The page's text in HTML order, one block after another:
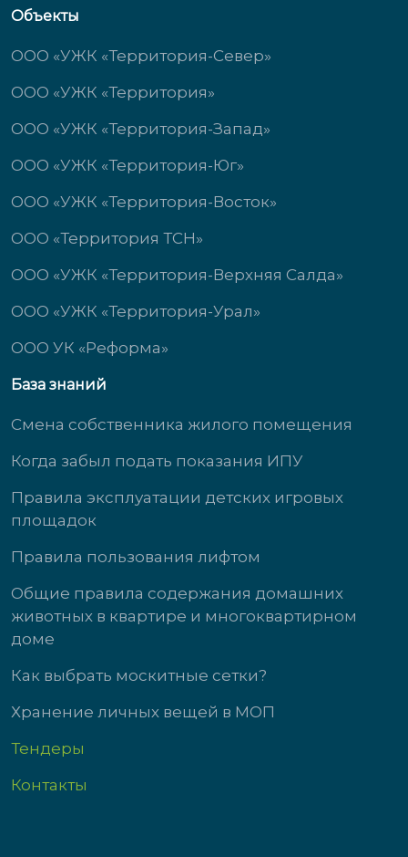
Объекты
ООО «УЖК «Территория-Север»
ООО «УЖК «Территория»
ООО «УЖК «Территория-Запад»
ООО «УЖК «Территория-Юг»
ООО «УЖК «Территория-Восток»
ООО «Территория ТСН»
ООО «УЖК «Территория-Верхняя Салда»
ООО «УЖК «Территория-Урал»
ООО УК «Реформа»
База знаний
Смена собственника жилого помещения
Когда забыл подать показания ИПУ
Правила эксплуатации детских игровых
площадок
Правила пользования лифтом
Общие правила содержания домашних
животных в квартире и многоквартирном
доме
Как выбрать москитные сетки?
Хранение личных вещей в МОП
Тендеры
Контакты